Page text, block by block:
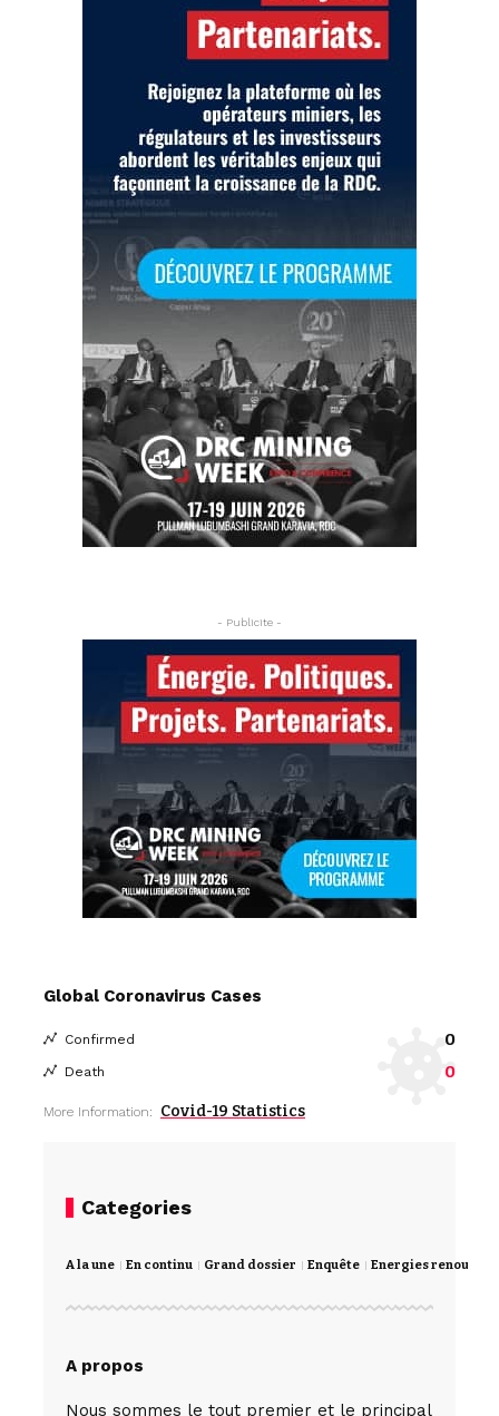
- Publicite -
Global Coronavirus Cases
Confirmed 0
Death 0
More Information: Covid-19 Statistics
Categories
A la une En continu Grand dossier Enquête Energies
A propos
Nous sommes le tout premier et le principal